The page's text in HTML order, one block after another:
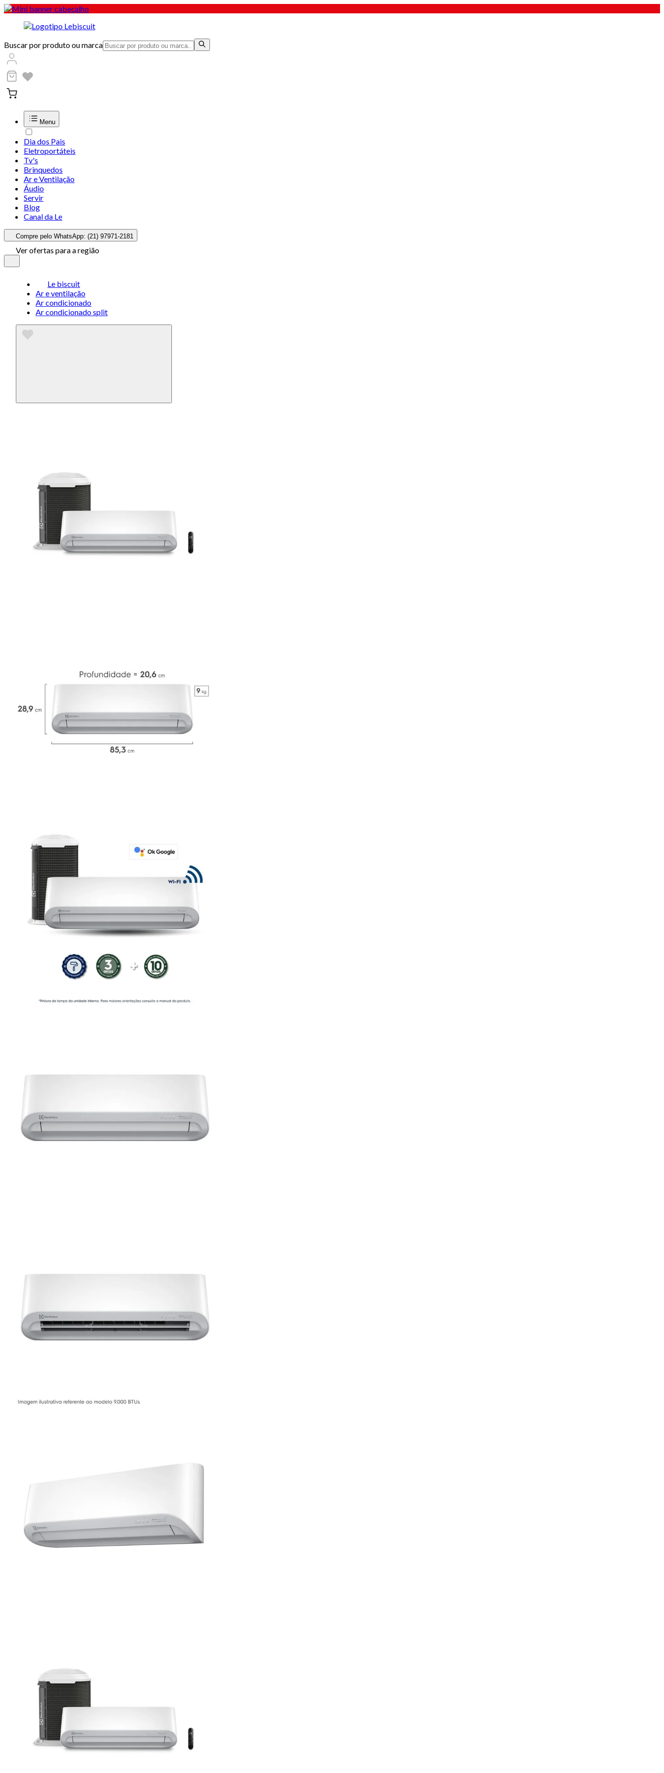
Buscar por produto ou marca
Menu
Dia dos Pais
Eletroportáteis
Tv's
Brinquedos
Ar e Ventilação
Áudio
Servir
Blog
Canal da Le
Compre pelo WhatsApp: (21) 97971-2181
Ver ofertas para a região
Le biscuit
Ar e ventilação
Ar condicionado
Ar condicionado split